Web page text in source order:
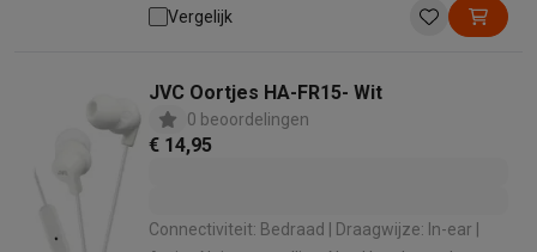
Ingebouwde microfoon: Ja
Vergelijk
JVC Oortjes HA-FR15- Wit
0 beoordelingen
€ 14,95
Connectiviteit: Bedraad | Draagwijze: In-ear |